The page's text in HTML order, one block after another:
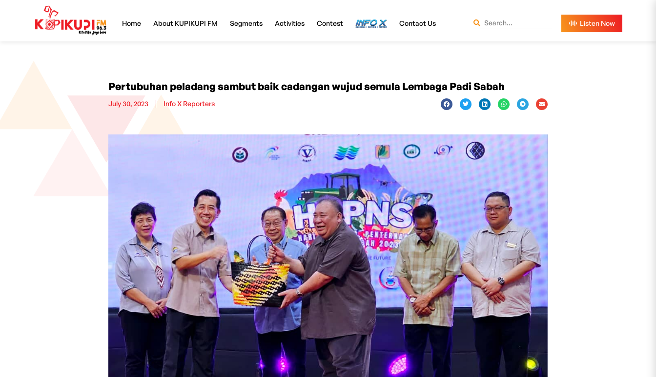
Home About KUPIKUPI FM Segments Activities Contest InfoX Contact Us
Pertubuhan peladang sambut baik cadangan wujud semula Lembaga Padi Sabah
July 30, 2023 Info X Reporters